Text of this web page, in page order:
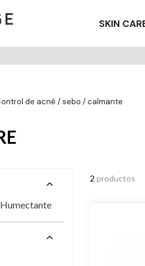
SKIN
control de acné / sebo / calmante
2 productos